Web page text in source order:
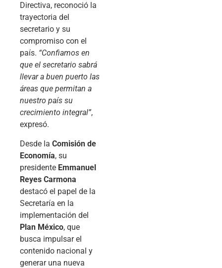
Directiva, reconoció la
trayectoria del
secretario y su
compromiso con el
país. “Confiamos en
que el secretario sabrá
llevar a buen puerto las
áreas que permitan a
nuestro país su
crecimiento integral”,
expresó.
Desde la Comisión de
Economía, su
presidente Emmanuel
Reyes Carmona
destacó el papel de la
Secretaría en la
implementación del
Plan México, que
busca impulsar el
contenido nacional y
generar una nueva